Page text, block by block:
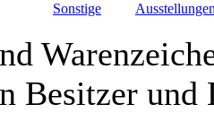
Sonstige
Besitzer und